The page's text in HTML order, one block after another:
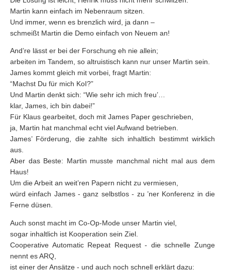
Martin kann einfach im Nebenraum sitzen.
Und immer, wenn es brenzlich wird, ja dann –
schmeißt Martin die Demo einfach von Neuem an!
And’re lässt er bei der Forschung eh nie allein;
arbeiten im Tandem, so altruistisch kann nur unser Martin sein.
James kommt gleich mit vorbei, fragt Martin:
“Machst Du für mich KoI?”
Und Martin denkt sich: “Wie sehr ich mich freu’…
klar, James, ich bin dabei!”
Für Klaus gearbeitet, doch mit James Paper geschrieben,
ja, Martin hat manchmal echt viel Aufwand betrieben.
James’ Förderung, die zahlte sich inhaltlich bestimmt wirklich
aus.
Aber das Beste: Martin musste manchmal nicht mal aus dem
Haus!
Um die Arbeit an weit’ren Papern nicht zu vermiesen,
würd einfach James - ganz selbstlos - zu ’ner Konferenz in die
Ferne düsen.
Auch sonst macht im Co-Op-Mode unser Martin viel,
sogar inhaltlich ist Kooperation sein Ziel.
Cooperative Automatic Repeat Request - die schnelle Zunge
nennt es ARQ,
ist einer der Ansätze - und auch noch schnell erklärt dazu: